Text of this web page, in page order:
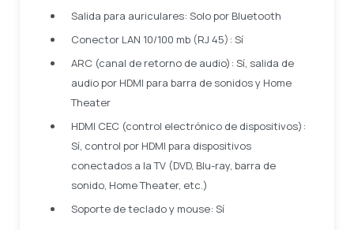
Salida para auriculares: Solo por Bluetooth
Conector LAN 10/100 mb (RJ 45): Sí
ARC (canal de retorno de audio): Sí, salida de
audio por HDMI para barra de sonidos y Home
Theater
HDMI CEC (control electrónico de dispositivos):
Sí, control por HDMI para dispositivos
conectados a la TV (DVD, Blu-ray, barra de
sonido, Home Theater, etc.)
Soporte de teclado y mouse: Sí